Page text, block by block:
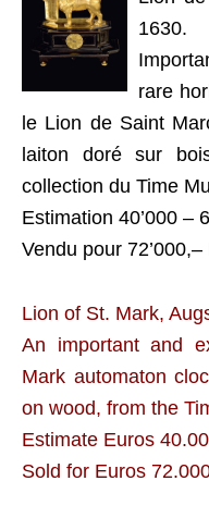
1630.
rare
le Lion de Saint
laiton doré sur
collection du Time
Estimation 40’000 –
Vendu pour 72’000,–
Lion of St. Mark,
An important and
Mark automaton
on wood, from the
Estimate Euros
Sold for Euros